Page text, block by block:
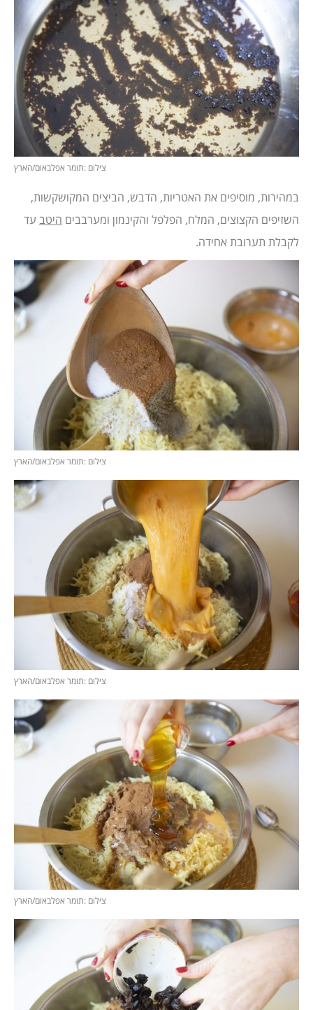
צילום :תומר אפלבאום/הארץ
במהירות, מוסיפים את האטריות, הדבש, הביצים המקושקשות,
השזיפים הקצוצים, המלח, הפלפל והקינמון ומערבבים היטב עד
לקבלת תערובת אחידה.
צילום :תומר אפלבאום/הארץ
צילום :תומר אפלבאום/הארץ
צילום :תומר אפלבאום/הארץ